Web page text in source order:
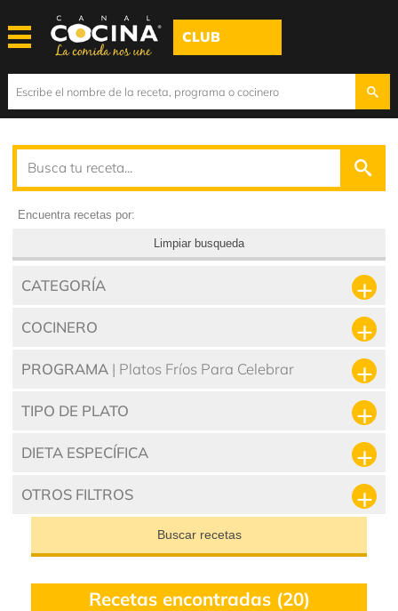
CLUB
Encuentra recetas por:
Limpiar busqueda
CATEGORÍA
COCINERO
PROGRAMA | Platos Fríos Para Celebrar
TIPO DE PLATO
DIETA ESPECÍFICA
OTROS FILTROS
Buscar recetas
Recetas encontradas (20)